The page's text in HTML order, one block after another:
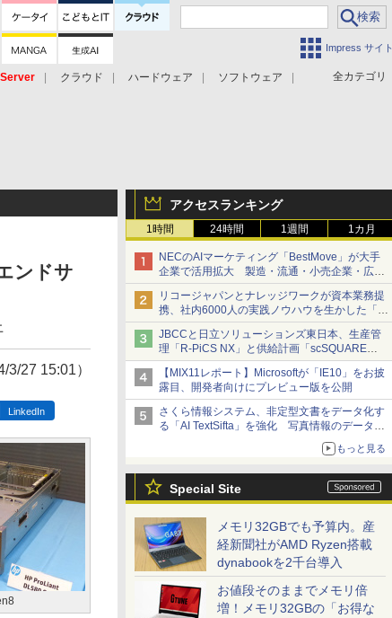
Impress サイト
全カテゴリ
クラウド ハードウェア
ソフトウェア
アクセスランキング
1時間 24時間 1週間 1カ月
NECのAIマーケティング「BestMove」が大手
企業で活用拡大 製造・流通・小売企業・広告
代理店などが実装フェーズへ
リコージャパンとナレッジワークが資本業務提
携、社内6000人の実践ノウハウを生かした「AI
商談記録 for RICOH」を展開へ
JBCCと日立ソリューションズ東日本、生産管
理「R-PiCS NX」と供給計画「scSQUARE
ISP」の連携サービスを提供開始
【MIX11レポート】Microsoftが「IE10」をお披
露目、開発者向けにプレビュー版を公開
さくら情報システム、非定型文書をデータ化す
る「AI TextSifta」を強化 写真情報のデータ化
もっと見る
Special Site
メモリ32GBでも予算内。産
経新聞社がAMD Ryzen搭載
dynabookを2千台導入
お値段そのままでメモリ倍
増！メモリ32GBの「お得な
ンドサ
3/27 15:01）
LinkedIn